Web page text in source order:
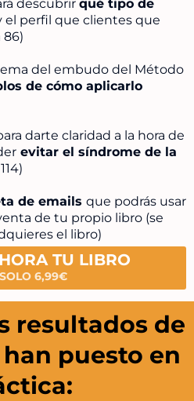
descubrir qué tipo de
el perfil que clientes que
86)
del embudo del Método
de cómo aplicarlo
darte claridad a la hora de
evitar el síndrome de la
de emails que podrás usar
de tu propio libro (se
el libro)
COMPRA AHORA TU LIBRO
6,99€
resultados de
puesto en